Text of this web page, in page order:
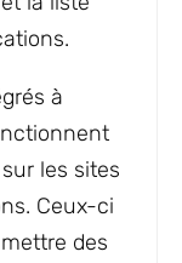
à
les sites
Ceux-ci
des